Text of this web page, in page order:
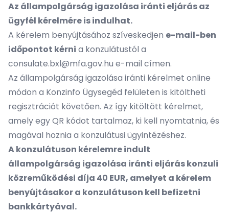
Az állampolgárság igazolása iránti eljárás az
ügyfél kérelmére is indulhat.
A kérelem benyújtásához szíveskedjen e-mail-ben
időpontot kérni a konzulátustól a
consulate.bxl@mfa.gov.hu e-mail címen.
Az állampolgárság igazolása iránti kérelmet online
módon a Konzinfo Ügysegéd felületen is kitöltheti
regisztrációt követően. Az így kitöltött kérelmet,
amely egy QR kódot tartalmaz, ki kell nyomtatnia, és
magával hoznia a konzulátusi ügyintézéshez.
A konzulátuson kérelemre indult
állampolgárság igazolása iránti eljárás konzuli
közreműködési díja 40 EUR, amelyet a kérelem
benyújtásakor a konzulátuson kell befizetni
bankkártyával.